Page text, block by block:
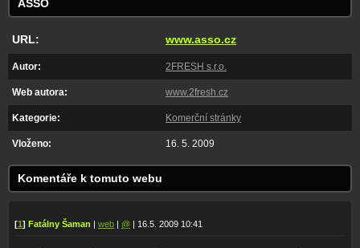
ASSO
URL: www.asso.cz
Autor: 2FRESH s.r.o.
Web autora: www.2fresh.cz
Kategorie: Komerční stránky
Vloženo: 16. 5. 2009
Komentáře k tomuto webu
[1] Fatálny Šaman | web | @ | 16.5. 2009 10:41